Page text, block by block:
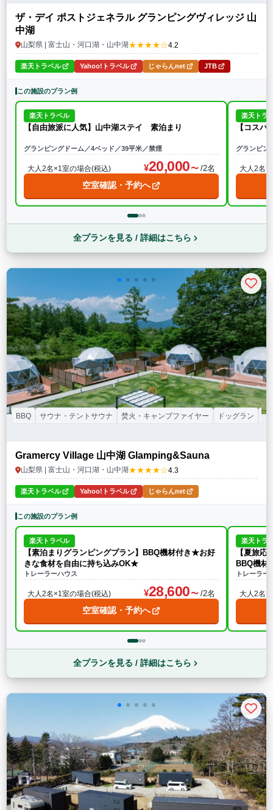
ザ・デイ ポストジェネラル グランピングヴィレッジ 山
中湖
山梨県 | 富士山・河口湖・山中湖★★★★☆4.2
楽天トラベル Yahoo!トラベル じゃらんnet JTB
この施設のプラン例
楽天トラベル
【自由旅派に人気】山中湖ステイ 素泊まり
グランピングドーム／4ベッド／39平米／禁煙
大人2名×1室の場合(税込) 20,000 /2名
空室確認・予約へ
楽天トラ
【コスパ
グランピン
大人2名
全プランを見る / 詳細はこちら
Gramercy Village 山中湖 Glamping&Sauna
山梨県 | 富士山・河口湖・山中湖★★★★☆4.3
BBQ サウナ・テントサウナ 焚火・キャンプファイヤー ドッグラン 駅
楽天トラベル Yahoo!トラベル じゃらんnet
この施設のプラン例
楽天トラベル
【素泊まりグランピングプラン】BBQ機材付き★お好
きな食材を自由に持ち込みOK★
トレーラーハウス
大人2名×1室の場合(税込) 28,600 /2名
空室確認・予約へ
楽天トラ
【夏旅
BBQ機材
トレーラー
大人2名
全プランを見る / 詳細はこちら